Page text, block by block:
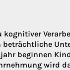
kognitiver
beginnen
wird